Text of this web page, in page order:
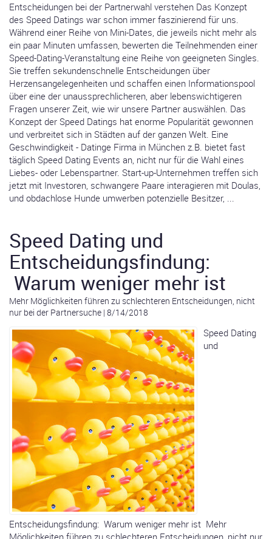
Entscheidungen bei der Partnerwahl verstehen Das Konzept
des Speed Datings war schon immer faszinierend für uns.
Während einer Reihe von Mini-Dates, die jeweils nicht mehr als
ein paar Minuten umfassen, bewerten die Teilnehmenden einer
Speed-Dating-Veranstaltung eine Reihe von geeigneten Singles.
Sie treffen sekundenschnelle Entscheidungen über
Herzensangelegenheiten und schaffen einen Informationspool
über eine der unaussprechlicheren, aber lebenswichtigeren
Fragen unserer Zeit, wie wir unsere Partner auswählen. Das
Konzept der Speed Datings hat enorme Popularität gewonnen
und verbreitet sich in Städten auf der ganzen Welt. Eine
Geschwindigkeit - Datinge Firma in München z.B. bietet fast
täglich Speed Dating Events an, nicht nur für die Wahl eines
Liebes- oder Lebenspartner. Start-up-Unternehmen treffen sich
jetzt mit Investoren, schwangere Paare interagieren mit Doulas,
und obdachlose Hunde umwerben potenzielle Besitzer, ...
Speed Dating und
Entscheidungsfindung:
Warum weniger mehr ist
Mehr Möglichkeiten führen zu schlechteren Entscheidungen, nicht
nur bei der Partnersuche | 8/14/2018
Speed Dating
und
Entscheidungsfindung: Warum weniger mehr ist Mehr